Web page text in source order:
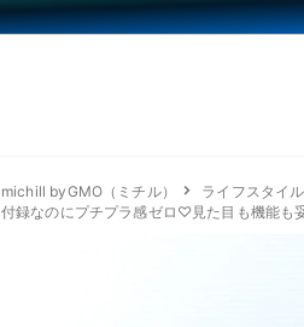
michill byGMO（ミチル）
ライフスタイル
付録なのにプチプラ感ゼロ♡見た目も機能も